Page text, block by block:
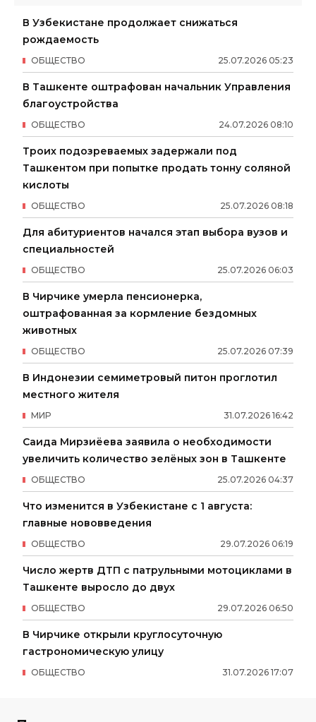
В Узбекистане продолжает снижаться
рождаемость
25.07.2026 05:23
ОБЩЕСТВО
В Ташкенте оштрафован начальник Управления
благоустройства
24.07.2026 08:10
ОБЩЕСТВО
Троих подозреваемых задержали под
Ташкентом при попытке продать тонну соляной
кислоты
25.07.2026 08:18
ОБЩЕСТВО
Для абитуриентов начался этап выбора вузов и
специальностей
25.07.2026 06:03
ОБЩЕСТВО
В Чирчике умерла пенсионерка,
оштрафованная за кормление бездомных
животных
25.07.2026 07:39
ОБЩЕСТВО
В Индонезии семиметровый питон проглотил
местного жителя
31.07.2026 16:42
МИР
Саида Мирзиёева заявила о необходимости
увеличить количество зелёных зон в Ташкенте
25.07.2026 04:37
ОБЩЕСТВО
Что изменится в Узбекистане с 1 августа:
главные нововведения
29.07.2026 06:19
ОБЩЕСТВО
Число жертв ДТП с патрульными мотоциклами в
Ташкенте выросло до двух
29.07.2026 06:50
ОБЩЕСТВО
В Чирчике открыли круглосуточную
гастрономическую улицу
31.07.2026 17:07
ОБЩЕСТВО